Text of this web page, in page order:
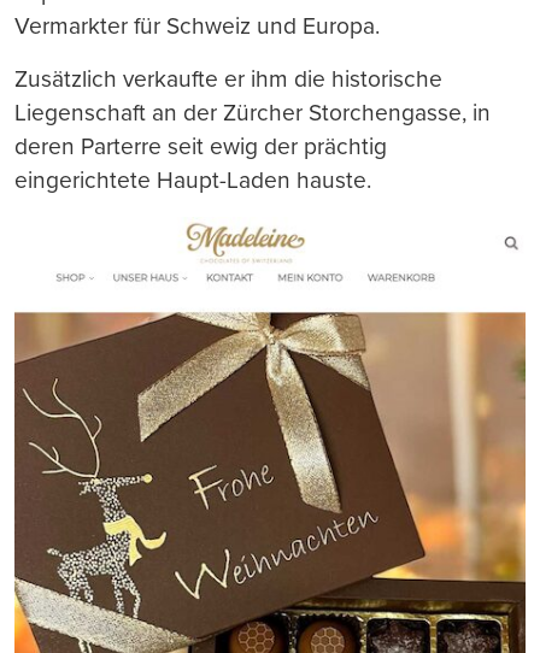
Vermarkter für Schweiz und Europa.
Zusätzlich verkaufte er ihm die historische
Liegenschaft an der Zürcher Storchengasse, in
deren Parterre seit ewig der prächtig
eingerichtete Haupt-Laden hauste.